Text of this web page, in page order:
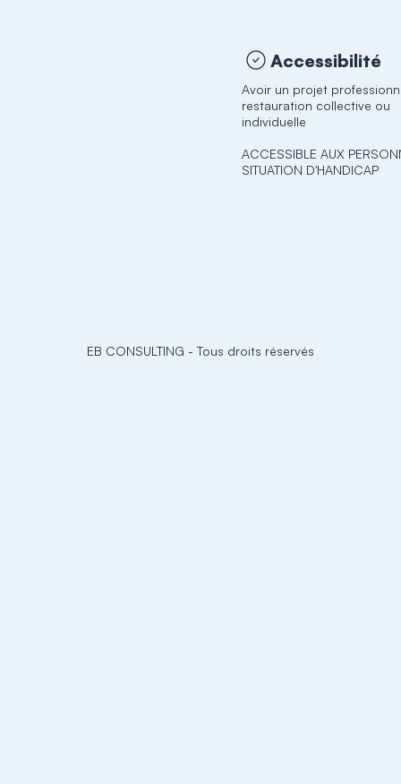
Accessibilité
Avoir un projet
restauration collective ou
individuelle
ACCESSIBLE AUX
SITUATION D'HANDICAP
EB CONSULTING - Tous droits réservés